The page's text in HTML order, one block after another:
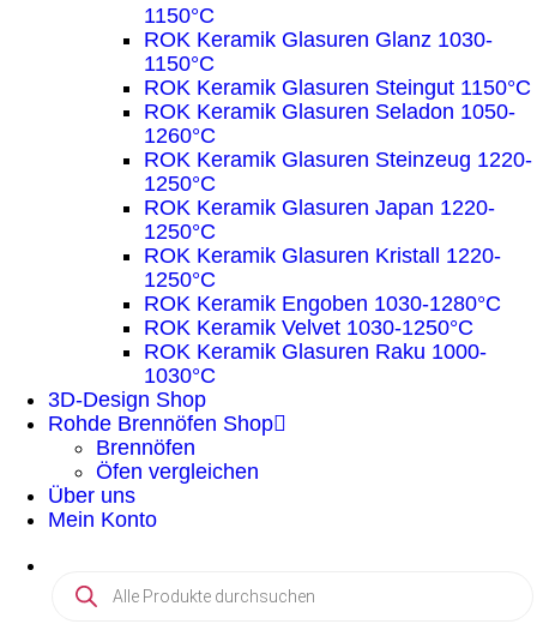
1150°C
ROK Keramik Glasuren Glanz 1030-
1150°C
ROK Keramik Glasuren Steingut 1150°C
ROK Keramik Glasuren Seladon 1050-
1260°C
ROK Keramik Glasuren Steinzeug 1220-
1250°C
ROK Keramik Glasuren Japan 1220-
1250°C
ROK Keramik Glasuren Kristall 1220-
1250°C
ROK Keramik Engoben 1030-1280°C
ROK Keramik Velvet 1030-1250°C
ROK Keramik Glasuren Raku 1000-
1030°C
3D-Design Shop
Rohde Brennöfen Shop
Brennöfen
Öfen vergleichen
Über uns
Mein Konto